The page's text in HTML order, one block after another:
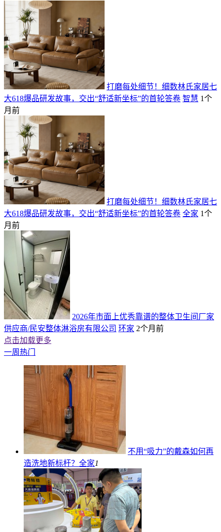
打磨每处细节！细数林氏家居七
大618爆品研发故事，交出“舒适新坐标”的首轮答卷 智慧 1个
月前
打磨每处细节！细数林氏家居七
大618爆品研发故事，交出“舒适新坐标”的首轮答卷 全家 1个
月前
2026年市面上优秀靠谱的整体卫生间厂家
供应商/民安整体淋浴房有限公司 环家 2个月前
点击加载更多
一周热门
不用“吸力”的戴森如何再
造洗地新标杆？ 全家1